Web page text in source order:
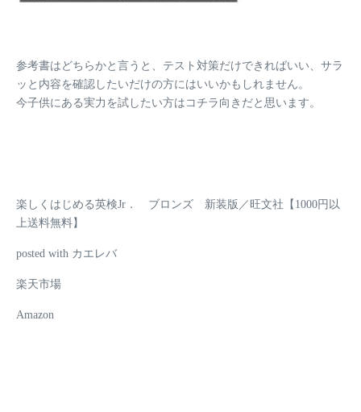
参考書はどちらかと言うと、 テスト対策だけできればいい、サラ
ッと内容を確認したいだけの方にはいいかもしれません。
今子供にある実力を試したい方はコチラ向きだと思います。
楽しくはじめる英検Jr． ブロンズ 新装版／旺文社【1000円以
上送料無料】
posted with カエレバ
楽天市場
Amazon